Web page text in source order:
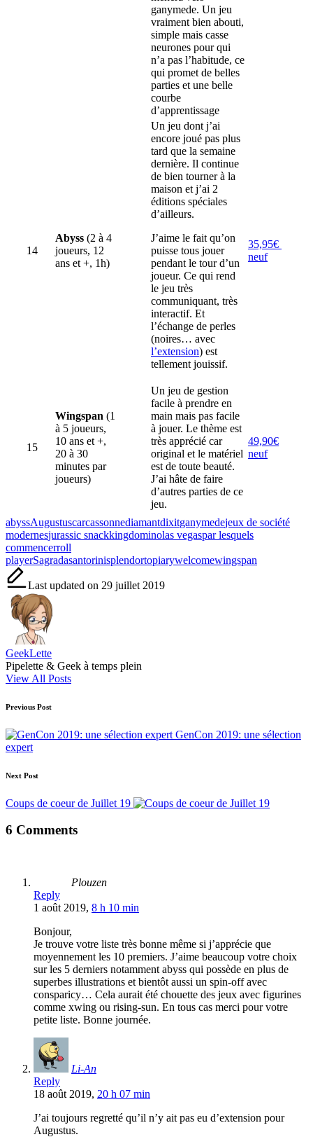
ganymede. Un jeu
vraiment bien abouti,
simple mais casse
neurones pour qui
n’a pas l’habitude, ce
qui promet de belles
parties et une belle
courbe
d’apprentissage
14
Abyss (2 à 4
joueurs, 12
ans et +, 1h)
Un jeu dont j’ai
encore joué pas plus
tard que la semaine
dernière. Il continue
de bien tourner à la
maison et j’ai 2
éditions spéciales
d’ailleurs.
J’aime le fait qu’on
puisse tous jouer
pendant le tour d’un
joueur. Ce qui rend
le jeu très
communiquant, très
interactif. Et
l’échange de perles
(noires… avec
l’extension) est
tellement jouissif.
35,95€
neuf
15
Wingspan (1
à 5 joueurs,
10 ans et +,
20 à 30
minutes par
joueurs)
Un jeu de gestion
facile à prendre en
main mais pas facile
à jouer. Le thème est
très apprécié car
original et le matériel
est de toute beauté.
J’ai hâte de faire
d’autres parties de ce
jeu.
49,90€
neuf
Tags:
abyssAugustuscarcassonnediamantdixitganymedejeux de société
modernesjurassic snackkingdominolas vegaspar lesquels
commencerroll
playerSagradasantorinisplendortopiarywelcomewingspan
Last updated on 29 juillet 2019
GeekLette
Pipelette & Geek à temps plein
View All Posts
Post
navigation
Previous Post
GenCon 2019: une sélection
expert
Next Post
Coups de coeur de Juillet 19
6 Comments
Plouzen
Reply
1 août 2019, 8 h 10 min
Bonjour,
Je trouve votre liste très bonne même si j’apprécie que
moyennement les 10 premiers. J’aime beaucoup votre choix
sur les 5 derniers notamment abyss qui possède en plus de
superbes illustrations et bientôt aussi un spin-off avec
consparicy… Cela aurait été chouette des jeux avec figurines
comme xwing ou rising-sun. En tous cas merci pour votre
petite liste. Bonne journée.
Li-An
Reply
18 août 2019, 20 h 07 min
J’ai toujours regretté qu’il n’y ait pas eu d’extension pour
Augustus.